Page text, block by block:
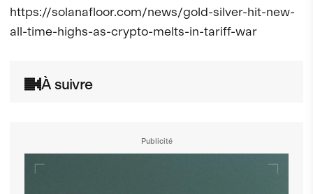
À suivre
https://solanafloor.com/news/gold-silver-hit-new-
all-time-highs-as-crypto-melts-in-tariff-war
Publicité